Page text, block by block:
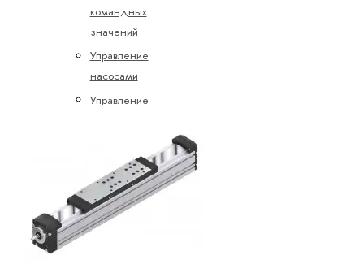
командных
значений
Управление
насосами
Управление
Мобильная гидравлика
Насосы
Аксиально-